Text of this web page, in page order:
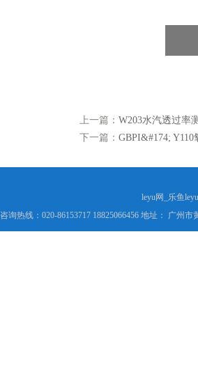
上一篇： W203水汽透过率
下一篇： GBPI&#174;
leyu网_乐鱼
咨询热线：020-86153717 18825066456 地址： 广州